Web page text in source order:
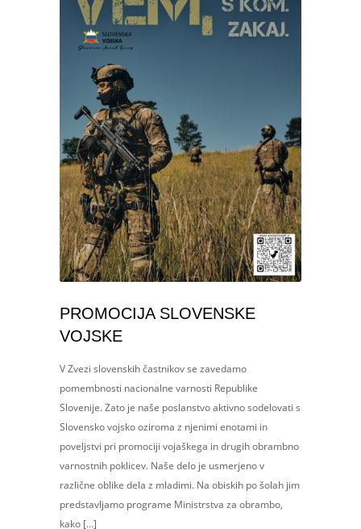
PROMOCIJA SLOVENSKE
VOJSKE
V Zvezi slovenskih častnikov se zavedamo
pomembnosti nacionalne varnosti Republike
Slovenije. Zato je naše poslanstvo aktivno sodelovati s
Slovensko vojsko oziroma z njenimi enotami in
poveljstvi pri promociji vojaškega in drugih obrambno
varnostnih poklicev. Naše delo je usmerjeno v
različne oblike dela z mladimi. Na obiskih po šolah jim
predstavljamo programe Ministrstva za obrambo,
kako […]